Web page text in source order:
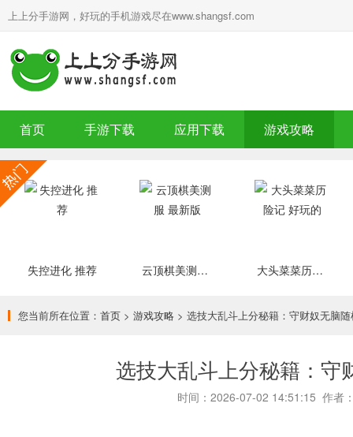
上上分手游网，好玩的手机游戏尽在www.shangsf.com
首页 手游下载 应用下载 游戏攻略
失控进化 推荐 云顶棋美测服 最新版 大头菜菜历险记 好玩的
您当前所在位置： 首页 > 游戏攻略 > 选技大乱斗上分秘籍：守财奴无脑
选技大乱斗上分秘籍：守
时间：2026-07-02 14:51:15 作者